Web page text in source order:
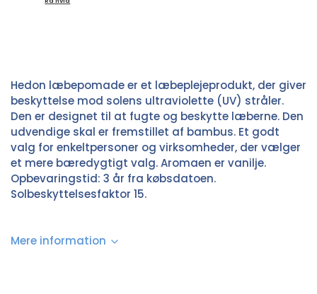
Hedon læbepomade er et læbeplejeprodukt, der giver
beskyttelse mod solens ultraviolette (UV) stråler.
Den er designet til at fugte og beskytte læberne. Den
udvendige skal er fremstillet af bambus. Et godt
valg for enkeltpersoner og virksomheder, der vælger
et mere bæredygtigt valg. Aromaen er vanilje.
Opbevaringstid: 3 år fra købsdatoen.
Solbeskyttelsesfaktor 15.
Mere information